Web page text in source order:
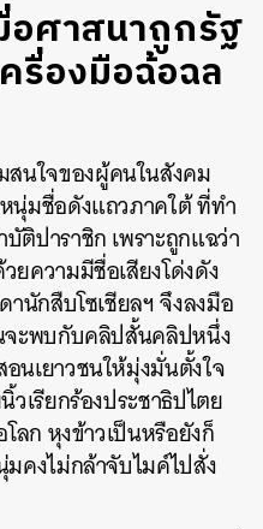
อศาสนาถูกรัฐ
รื่องมือฉ้อฉล
สนใจของผู้คนในสังคม
นุ่มชื่อดังแถวภาคใต้ ที่ทำ
ติปาราชิก เพราะถูกแฉว่า
ความมีชื่อเสียงโด่งดัง
นักสืบโซเชียลฯ จึงลงมือ
จะพบกับคลิปสั้นคลิปหนึ่ง
นเยาวชนให้มุ่งมั่นตั้งใจ
เรียกร้องประชาธิปไตย
ลก หุงข้าวเป็นหรือยังก็
คงไม่กล้าจับไมค์ไปสั่ง